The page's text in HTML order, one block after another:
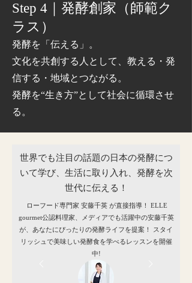
Step 4｜発酵創家（師範ク
ラス）
発酵を「伝える」。
文化を共創する人として、教える・発
信する・地域とつながる。
発酵を“生き方”として社会に循環させ
る。
世界でも注目の話題の日本の発酵につ
いて学び、生活に取り入れ、発酵を次
世代に伝える！
ローフード専門家 安藤千英 が直接指導！ ELLE
gourmet公認料理家、メディアでも活躍中の安藤千英
が、あなたにぴったりの発酵ライフを提案！ スタイ
リッシュで美味しい発酵食を学べるレッスンを開催
中!